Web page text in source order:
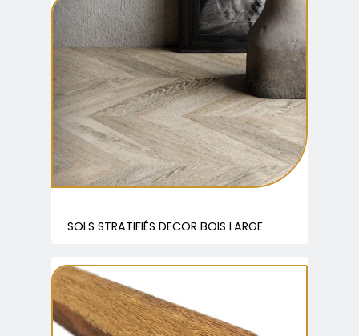
SOLS STRATIFIÉS DECOR BOIS LARGE